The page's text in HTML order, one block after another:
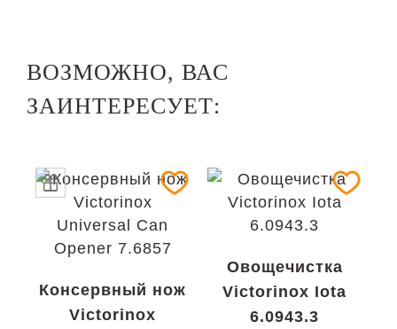
ВОЗМОЖНО, ВАС
ЗАИНТЕРЕСУЕТ:
Консервный нож
Victorinox
Овощечистка
Victorinox Iota
6.0943.3